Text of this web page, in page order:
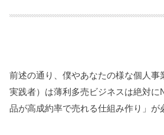
前述の通り、僕やあなたの様な個人事
実践者）は薄利多売ビジネスは絶対に
品が高成約率で売れる仕組み作り」が